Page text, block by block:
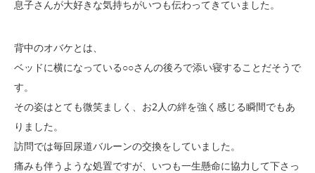
息子さんが大好きな気持ちがいつも伝わってきていました。
背中のオバケとは、
ベッドに横になっている○○さんの後ろで添い寝することだそうで
す。
その姿はとても微笑ましく、お2人の絆を強く感じる瞬間でもあ
りました。
訪問では毎回尿道バルーンの交換をしていました。
痛みも伴うような処置ですが、いつも一生懸命に協力して下さっ